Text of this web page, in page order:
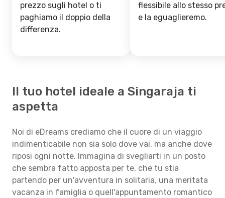
prezzo sugli hotel o ti
paghiamo il doppio della
differenza.
flessibile allo stesso
e la eguaglieremo.
Il tuo hotel ideale a Singaraja ti
aspetta
Noi di eDreams crediamo che il cuore di un viaggio
indimenticabile non sia solo dove vai, ma anche dove
riposi ogni notte. Immagina di svegliarti in un posto
che sembra fatto apposta per te, che tu stia
partendo per un'avventura in solitaria, una meritata
vacanza in famiglia o quell'appuntamento romantico